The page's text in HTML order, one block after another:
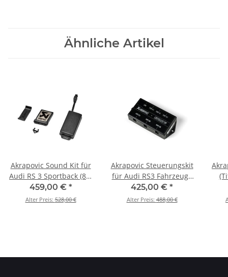
Ähnliche Artikel
Akrapovic Sound Kit für
Audi RS 3 Sportback (8Y)
- OPF/GPF BJ 2022 > 2026
(P-HF1433)
459,00 € *
Alter Preis:528,00 €
Akrapovic Steuerungskit
für Audi RS3 Fahrzeuge
vor dem Facelift (2022 >
2024) - P-HF1431
425,00 € *
Alter Preis:488,00 €